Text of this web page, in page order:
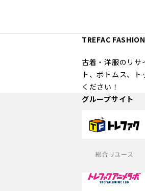
TREFAC
古着・洋服のリサ
ト、ボトムス、
ください！
グループサイト
総合リユース